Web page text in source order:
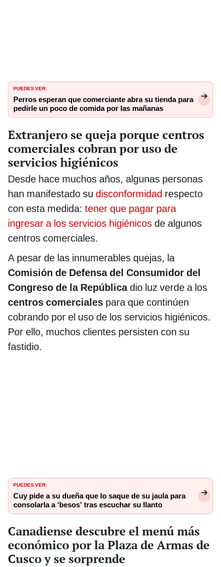
PUEDES VER:
Perros esperan que comerciante abra su tienda para
pedirle un poco de comida por las mañanas
Extranjero se queja porque centros
comerciales cobran por uso de
servicios higiénicos
Desde hace muchos años, algunas personas
han manifestado su disconformidad respecto
con esta medida: tener que pagar para
ingresar a los servicios higiénicos de algunos
centros comerciales.
A pesar de las innumerables quejas, la
Comisión de Defensa del Consumidor del
Congreso de la Repúblicadio luz verde a los
centros comerciales para que continúen
cobrando por el uso de los servicios higiénicos.
Por ello, muchos clientes persisten con su
fastidio.
PUEDES VER:
Cuy pide a su dueña que lo saque de su jaula para
consolarla a ‘besos’ tras escuchar su llanto
Canadiense descubre el menú más
económico por la Plaza de Armas de
Cusco y se sorprende